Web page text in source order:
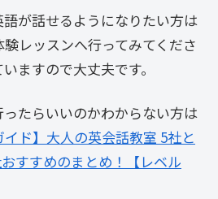
が話せるようになりたい方は
レッスンへ行ってみてくださ
ますので大丈夫です。
たらいいのかわからない方は
イド】大人の英会話教室 5社と
すすめのまとめ！【レベル